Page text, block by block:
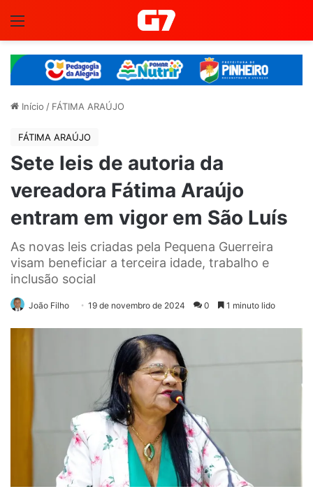
Início / FÁTIMA ARAÚJO
FÁTIMA ARAÚJO
Sete leis de autoria da
vereadora Fátima Araújo
entram em vigor em São Luís
As novas leis criadas pela Pequena Guerreira
visam beneficiar a terceira idade, trabalho e
inclusão social
João Filho 19 de novembro de 2024 0 1 minuto lido